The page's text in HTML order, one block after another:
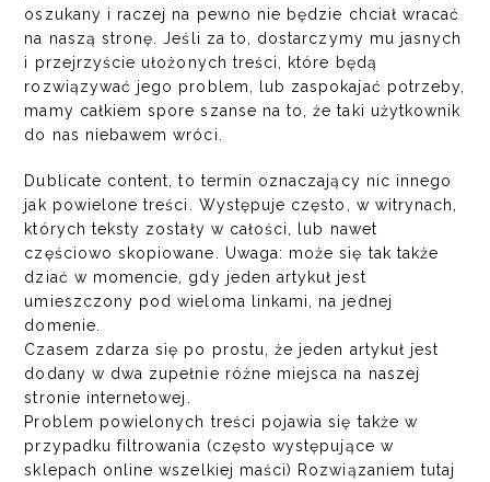
oszukany i raczej na pewno nie będzie chciał wracać
na naszą stronę. Jeśli za to, dostarczymy mu jasnych
i przejrzyście ułożonych treści, które będą
rozwiązywać jego problem, lub zaspokajać potrzeby,
mamy całkiem spore szanse na to, że taki użytkownik
do nas niebawem wróci.
Dublicate content, to termin oznaczający nic innego
jak powielone treści. Występuje często, w witrynach,
których teksty zostały w całości, lub nawet
częściowo skopiowane. Uwaga: może się tak także
dziać w momencie, gdy jeden artykuł jest
umieszczony pod wieloma linkami, na jednej
domenie.
Czasem zdarza się po prostu, że jeden artykuł jest
dodany w dwa zupełnie różne miejsca na naszej
stronie internetowej.
Problem powielonych treści pojawia się także w
przypadku filtrowania (często występujące w
sklepach online wszelkiej maści) Rozwiązaniem tutaj